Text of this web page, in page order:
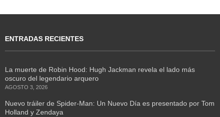
ENTRADAS RECIENTES
La muerte de Robin Hood: Hugh Jackman revela el lado más
oscuro del legendario arquero
AGOSTO 3, 2026
Nuevo tráiler de Spider-Man: Un Nuevo Día es presentado por Tom
Holland y Zendaya